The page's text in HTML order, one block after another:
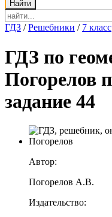
ГДЗ / Решебники / 7 класс
ГДЗ по
Погорелов
задание 44
Автор:
Погорелов А.В.
Издательство: